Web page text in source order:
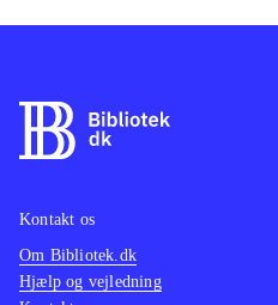
Kontakt os
Om Bibliotek.dk
Hjælp og vejledning